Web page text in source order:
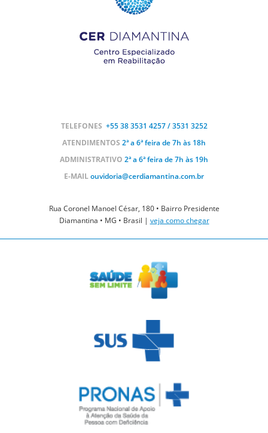
TELEFONES +55 383531 4257 / 3531 3252
ATENDIMENTOS 2ª a 6ª feira de 7h às 18h
ADMINISTRATIVO 2ª a 6ª feira de 7h às 19h
E-MAILouvidoria@cerdiamantina.com.br
Rua Coronel Manoel César, 180 • Bairro Presidente
Diamantina • MG • Brasil | veja como chegar